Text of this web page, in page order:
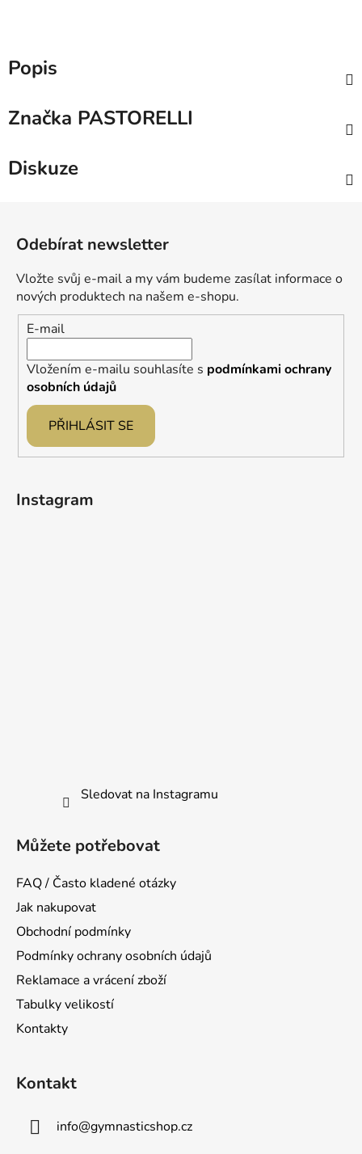
Popis
Značka PASTORELLI
Diskuze
Odebírat newsletter
Vložte svůj e-mail a my vám budeme zasílat informace o
nových produktech na našem e-shopu.
E-mail
Vložením e-mailu souhlasíte s podmínkami ochrany
osobních údajů
PŘIHLÁSIT SE
Instagram
Sledovat na Instagramu
Můžete potřebovat
FAQ / Často kladené otázky
Jak nakupovat
Obchodní podmínky
Podmínky ochrany osobních údajů
Reklamace a vrácení zboží
Tabulky velikostí
Kontakty
Kontakt
info@gymnasticshop.cz